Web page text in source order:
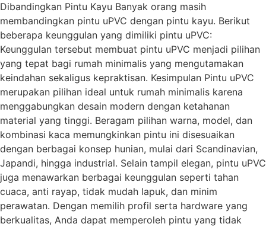
Dibandingkan Pintu Kayu Banyak orang masih
membandingkan pintu uPVC dengan pintu kayu. Berikut
beberapa keunggulan yang dimiliki pintu uPVC:
Keunggulan tersebut membuat pintu uPVC menjadi pilihan
yang tepat bagi rumah minimalis yang mengutamakan
keindahan sekaligus kepraktisan. Kesimpulan Pintu uPVC
merupakan pilihan ideal untuk rumah minimalis karena
menggabungkan desain modern dengan ketahanan
material yang tinggi. Beragam pilihan warna, model, dan
kombinasi kaca memungkinkan pintu ini disesuaikan
dengan berbagai konsep hunian, mulai dari Scandinavian,
Japandi, hingga industrial. Selain tampil elegan, pintu uPVC
juga menawarkan berbagai keunggulan seperti tahan
cuaca, anti rayap, tidak mudah lapuk, dan minim
perawatan. Dengan memilih profil serta hardware yang
berkualitas, Anda dapat memperoleh pintu yang tidak